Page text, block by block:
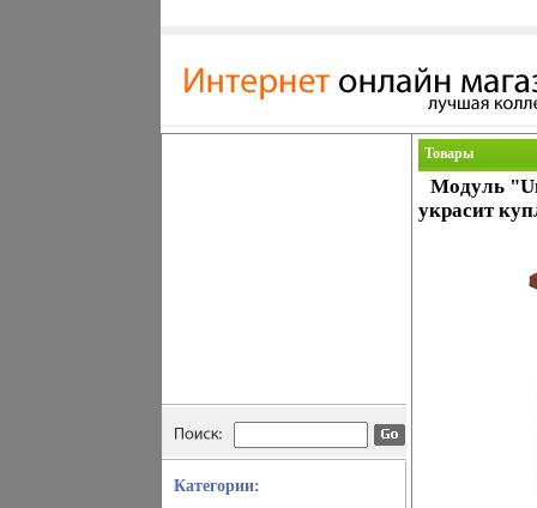
Категории:
Товары
Модуль
украсит